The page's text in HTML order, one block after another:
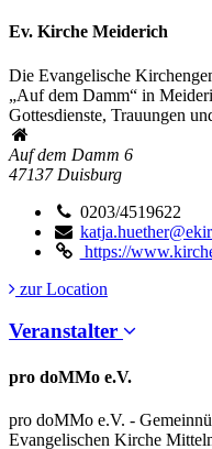
Ev. Kirche Meiderich
Die Evangelische
„Auf dem Damm“ in
Gottesdienste, Trauungen
Auf dem Damm 6
47137 Duisburg
0203/4519622
https://
zur Location
Veranstalter
pro doMMo e.V.
pro doMMo e.V. -
Evangelischen Kirche